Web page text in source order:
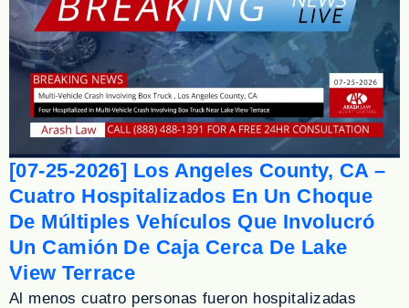
[07-25-2026] Los Angeles County, CA –
Cuatro Hospitalizados En Un Choque
De Múltiples Vehículos Que Involucró
Un Camión De Caja Cerca De Lake
View Terrace
Al menos cuatro personas fueron hospitalizadas